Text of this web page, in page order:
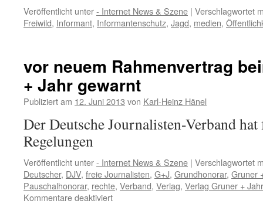
Veröffentlicht unter- Internet News & Szene | Verschlagwortet
Freiwild, Informant, Informantenschutz, Jagd, medien,
vor neuem Rahmenvertrag
+ Jahr gewarnt
Publiziert am 12. Juni 2013 von Karl-Heinz Hänel
Der Deutsche Journalisten-Verband
Regelungen
Veröffentlicht unter- Internet News & Szene | Verschlagwortet
Deutscher, DJV, freie Journalisten, G+J, Grundhonorar, Gruner
Pauschalhonorar, rechte, Verband, Verlag, Verlag Gruner + Jahr
Kommentare deaktiviertfür